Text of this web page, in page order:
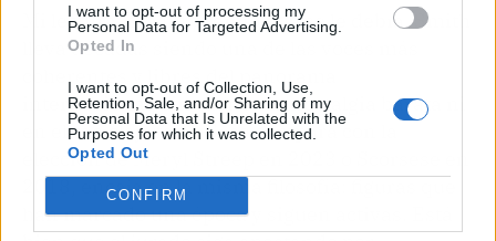
I want to opt-out of processing my
Personal Data for Targeted Advertising.
Opted In
I want to opt-out of Collection, Use,
Retention, Sale, and/or Sharing of my
Personal Data that Is Unrelated with the
Purposes for which it was collected.
Opted Out
CONFIRM
Mi lectura: era un premio que se le debía. Smith
lleva décadas siendo una de las voces más
coherentes y libres del panorama
internacional, sin caer en la nostalgia barata ni
en el reciclaje fácil. Si se compara con la
elección de Meryl Streep en 2023 o Scorsese en
2018, encaja en la misma filosofía: figuras que
han marcado una época y siguen activas. Está